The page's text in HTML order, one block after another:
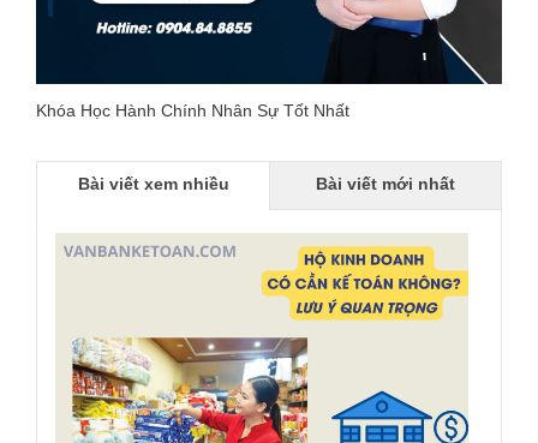
Khóa Học Hành Chính Nhân Sự Tốt Nhất
Bài viết xem nhiều Bài viết mới nhất